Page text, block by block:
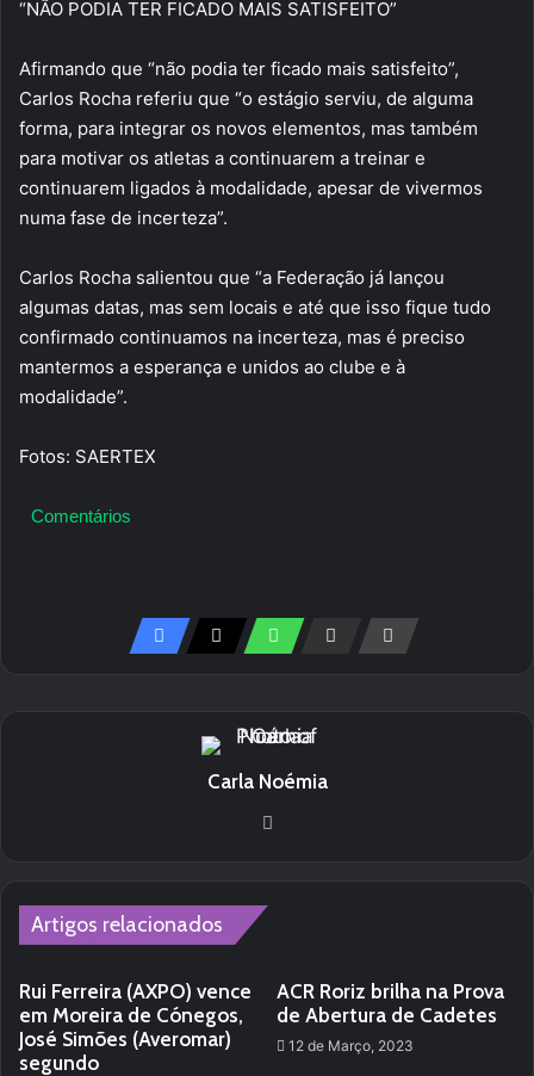
“NÃO PODIA TER FICADO MAIS SATISFEITO”
Afirmando que “não podia ter ficado mais satisfeito”,
Carlos Rocha referiu que “o estágio serviu, de alguma
forma, para integrar os novos elementos, mas também
para motivar os atletas a continuarem a treinar e
continuarem ligados à modalidade, apesar de vivermos
numa fase de incerteza”.
Carlos Rocha salientou que “a Federação já lançou
algumas datas, mas sem locais e até que isso fique tudo
confirmado continuamos na incerteza, mas é preciso
mantermos a esperança e unidos ao clube e à
modalidade”.
Fotos: SAERTEX
Comentários
Carla Noémia
Artigos relacionados
Rui Ferreira (AXPO) vence
em Moreira de Cónegos,
José Simões (Averomar)
segundo
ACR Roriz brilha na Prova
de Abertura de Cadetes
12 de Março, 2023